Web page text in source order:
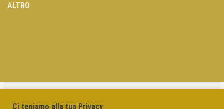
ALTRO
Ci teniamo alla tua Privacy